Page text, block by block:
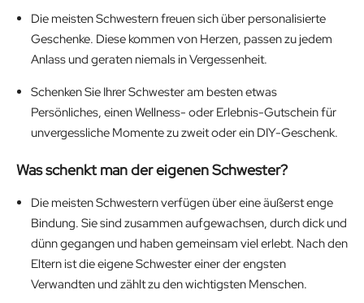
Die meisten Schwestern freuen sich über personalisierte
Geschenke. Diese kommen von Herzen, passen zu jedem
Anlass und geraten niemals in Vergessenheit.
Schenken Sie Ihrer Schwester am besten etwas
Persönliches, einen Wellness- oder Erlebnis-Gutschein für
unvergessliche Momente zu zweit oder ein DIY-Geschenk.
Was schenkt man der eigenen Schwester?
Die meisten Schwestern verfügen über eine äußerst enge
Bindung. Sie sind zusammen aufgewachsen, durch dick und
dünn gegangen und haben gemeinsam viel erlebt. Nach den
Eltern ist die eigene Schwester einer der engsten
Verwandten und zählt zu den wichtigsten Menschen.